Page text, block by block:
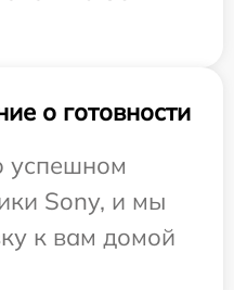
о готовности
Sony, и мы
к вам домой